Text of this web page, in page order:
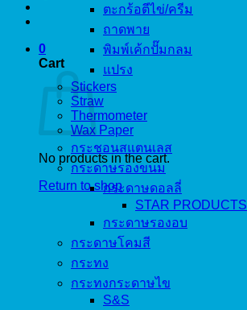
0
Cart
No products in the cart.
Return to shop
ตะกร้อตีไข่/ครีม
ถาดพาย
พิมพ์เค้กปั๊มกลม
แปรง
Stickers
Straw
Thermometer
Wax Paper
กระชอนสแตนเลส
กระดาษรองขนม
กระดาษดอลลี่
STAR PRODUCTS
กระดาษรองอบ
กระดาษโคมสี
กระทง
กระทงกระดาษไข
S&S